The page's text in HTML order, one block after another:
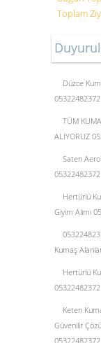
Toplam
Düzce
05322482372
TÜM
ALIYORUZ
Saten
05322482372
Hertürlü
Giyim Alımı
Kumaş
Hertürlü
05322482372
Keten
Güvenilir
05322482372